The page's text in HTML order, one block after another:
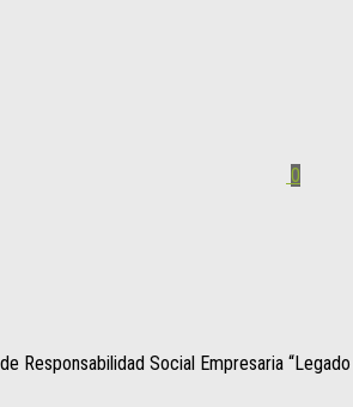
0
Responsabilidad Social Empresaria